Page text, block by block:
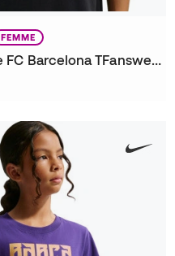
FEMME
T-Shirt Femme FC Barcelona TFanswear 2026-2027